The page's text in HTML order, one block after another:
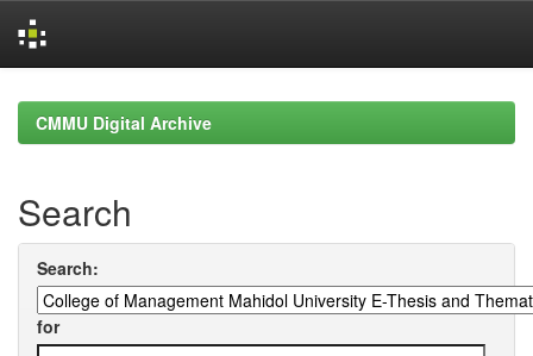
navigationCMMU Digital Archive
Search
Search:
for